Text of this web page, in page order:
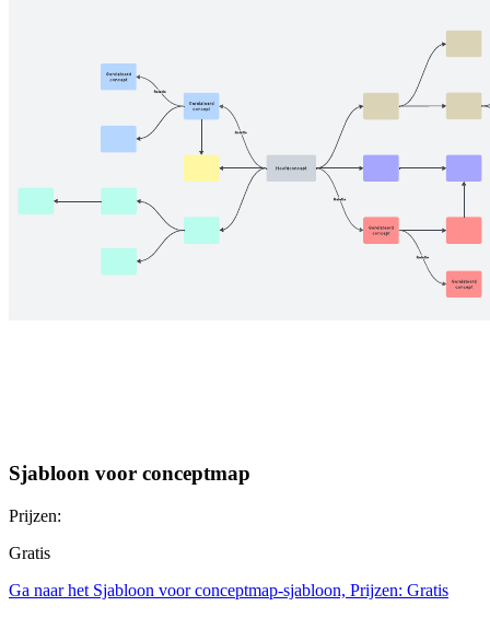
Sjabloon voor conceptmap
Prijzen:
Gratis
Ga naar het Sjabloon voor conceptmap-sjabloon, Prijzen: Gratis